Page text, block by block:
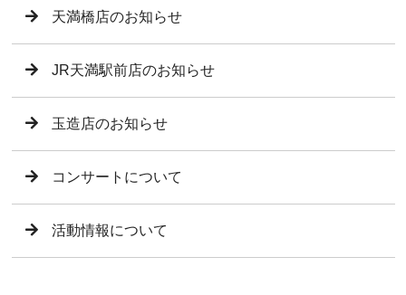
天満橋店のお知らせ
JR天満駅前店のお知らせ
玉造店のお知らせ
コンサートについて
活動情報について